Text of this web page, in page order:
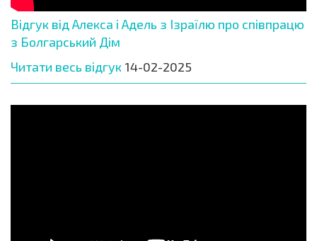
Відгук від Алекса і Адель з Ізраїлю про співпрацю
з Болгарський Дім
Читати весь відгук 14-02-2025